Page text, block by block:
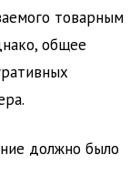
товарным
общее
должно было